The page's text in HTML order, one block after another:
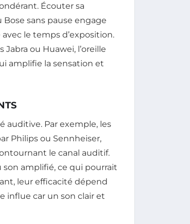
Écouter sa
sans pause engage
le temps d’exposition.
ou Huawei, l’oreille
amplifie la sensation et
auditive. Par exemple, les
Philips ou Sennheiser,
le canal auditif.
amplifié, ce qui pourrait
leur efficacité dépend
influe car un son clair et